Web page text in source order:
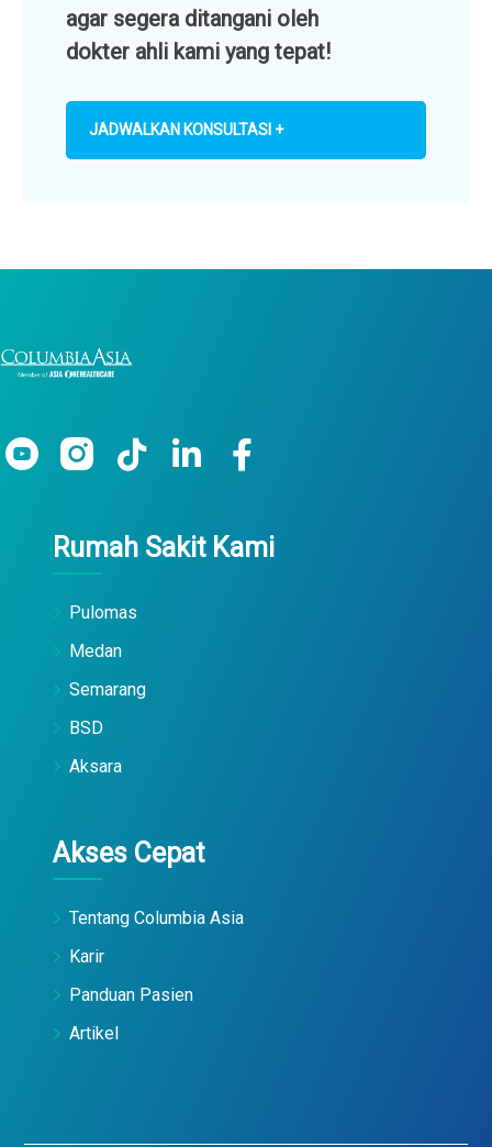
agar segera ditangani oleh
dokter ahli kami yang tepat!
JADWALKAN KONSULTASI +
Rumah Sakit Kami
Pulomas
Medan
Semarang
BSD
Aksara
Akses Cepat
Tentang Columbia Asia
Karir
Panduan Pasien
Artikel